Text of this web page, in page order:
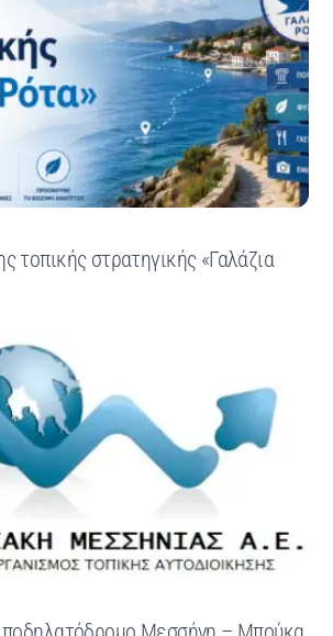
τοπικής στρατηγικής «Γαλάζια